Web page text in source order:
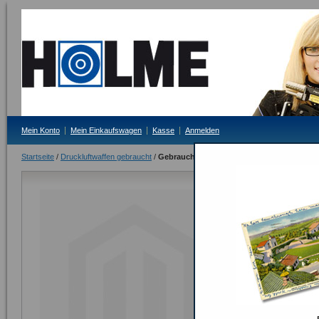
Mein Konto Mein Einkaufswagen Kasse Anmelden
Startseite / Druckluftwaffen gebraucht / Gebrauchte Luftdruckpistolen (Liste/
der
Lieferzeit: 3-4
0,00 €
Inkl. 19% MwSt.
Seite drucken